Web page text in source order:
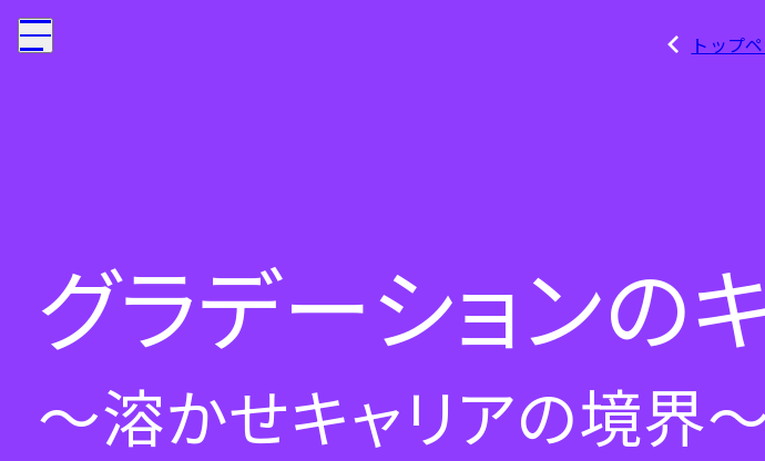
グラデーションの
～溶かせキャリアの境界
トップ